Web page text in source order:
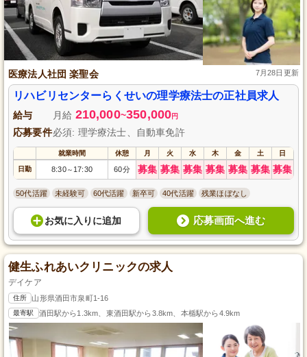
医療法人社団 楽聖会 7月28日更新
リハビリセンターらくせいの理学療法士の正社員求人
給与 月給 210,000~350,000円
応募要件必須: 理学療法士、自動車免許
就業時間 休憩 月 火 水 木 金 土 日
日勤 8:30～ 17:30 60分 募集 募集 募集 募集 募集 募集 募集
50代活躍 未経験可 60代活躍 新卒可 40代活躍 残業ほぼなし
お気に入り に追加 応募画面へ進む
健生ふれあいクリニックの求人
デイケア
住所 山形県酒田市泉町1-16
最寄駅 酒田駅から1.3km、東酒田駅から3.8km、本楯駅から4.9km